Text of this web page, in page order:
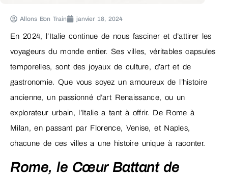
Allons Bon Train janvier 18, 2024
En 2024, l’Italie continue de nous fasciner et d’attirer les
voyageurs du monde entier. Ses villes, véritables capsules
temporelles, sont des joyaux de culture, d’art et de
gastronomie. Que vous soyez un amoureux de l’histoire
ancienne, un passionné d’art Renaissance, ou un
explorateur urbain, l’Italie a tant à offrir. De Rome à
Milan, en passant par Florence, Venise, et Naples,
chacune de ces villes a une histoire unique à raconter.
Rome, le Cœur Battant de